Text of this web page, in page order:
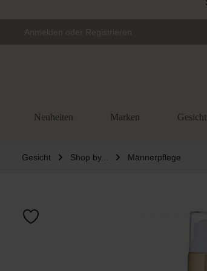
Anmelden oder Registrieren
Neuheiten Marken Gesicht
Gesicht Shop by... Männerpflege